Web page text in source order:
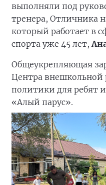
выполняли под
тренера, Отличника
который работает в
спорта уже 45 лет,
Общеукрепляющая
Центра
политики для ребят
«Алый парус».